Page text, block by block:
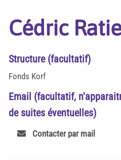
Cédric
Structure (facultatif)
Fonds Korf
Email (facultatif,
de suites éventuelles)
Contacter par mail